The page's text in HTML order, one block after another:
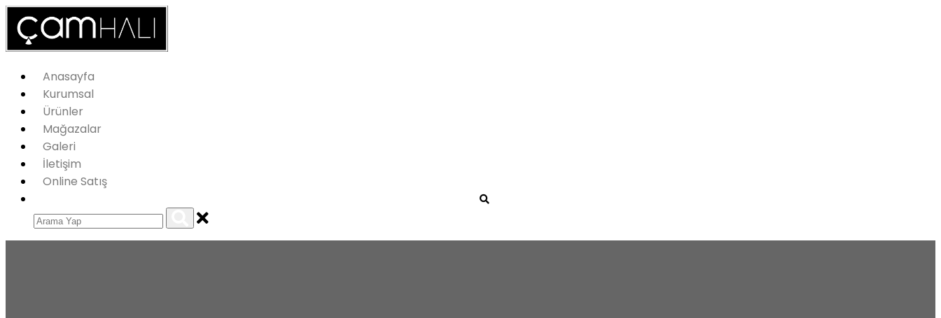
Anasayfa
Kurumsal
Ürünler
Mağazalar
Galeri
İletişim
Online Satış